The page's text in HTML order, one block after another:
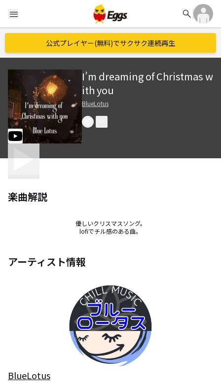
menu search
公式プレイヤー(無料)でサクサク連続再生
I’m dreaming of Christmas w
ith you
BlueLotus
楽曲解説
優しいクリスマスソング。
lofiでチル感のある曲。
アーティスト情報
BlueLotus